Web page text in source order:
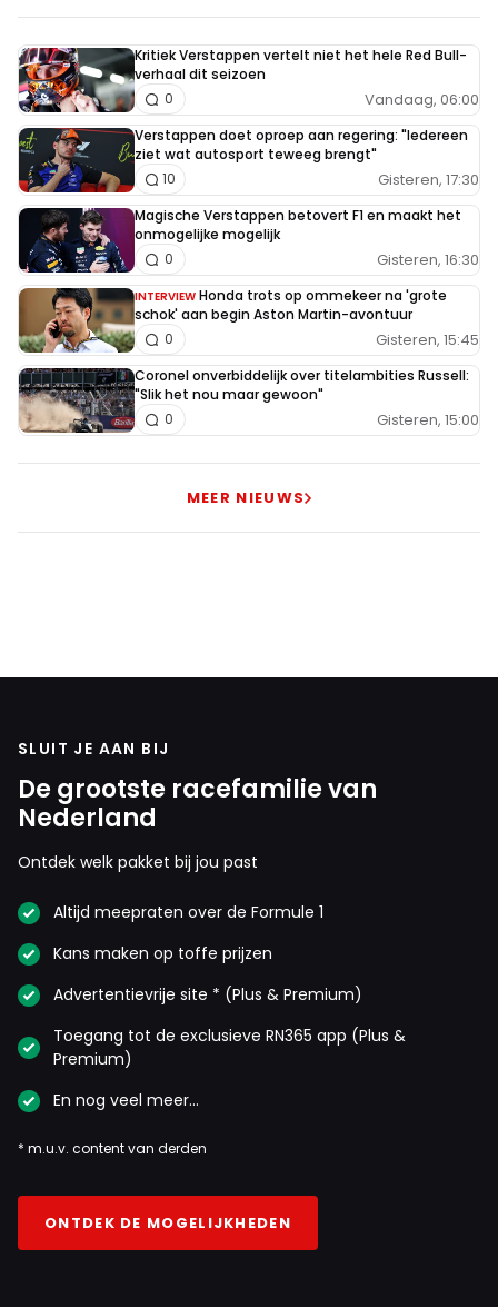
Kritiek Verstappen vertelt niet het hele Red Bull-
verhaal dit seizoen
Vandaag, 06:00
0
Verstappen doet oproep aan regering: "Iedereen
ziet wat autosport teweeg brengt"
Gisteren, 17:30
10
Magische Verstappen betovert F1 en maakt het
onmogelijke mogelijk
Gisteren, 16:30
0
INTERVIEW Honda trots op ommekeer na 'grote
schok' aan begin Aston Martin-avontuur
Gisteren, 15:45
0
Coronel onverbiddelijk over titelambities Russell:
"Slik het nou maar gewoon"
Gisteren, 15:00
0
MEER NIEUWS
SLUIT JE AAN BIJ
De grootste racefamilie van
Nederland
Ontdek welk pakket bij jou past
Altijd meepraten over de Formule 1
Kans maken op toffe prijzen
Advertentievrije site * (Plus & Premium)
Toegang tot de exclusieve RN365 app (Plus &
Premium)
En nog veel meer…
* m.u.v. content van derden
ONTDEK DE MOGELIJKHEDEN